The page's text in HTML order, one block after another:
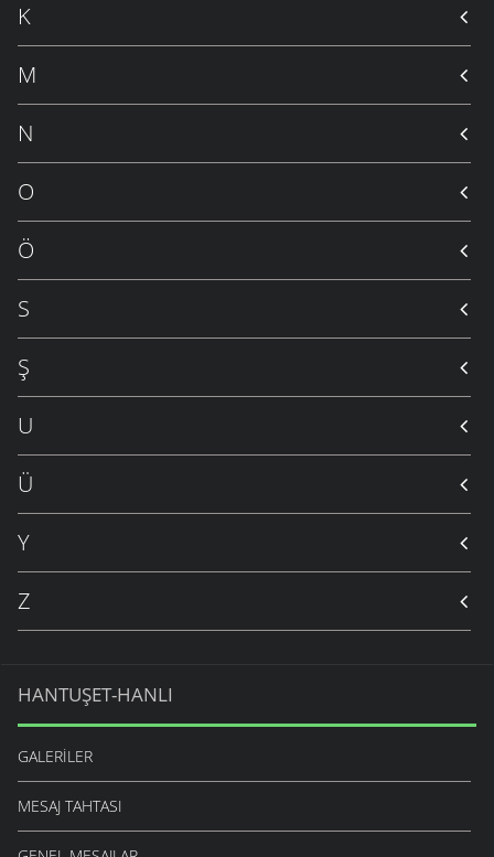
K
M
N
O
Ö
S
Ş
U
Ü
Y
Z
HANTUŞET-HANLI
GALERILER
MESAJ TAHTASI